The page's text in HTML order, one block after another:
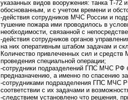
указанных видов вооружения: танка Т-
обоснованным, и с учетом времени и
-действия сотрудников МЧС России и
тушение пожара ими проводилось в
необходимости, связанной с
-действия сотрудников органов
на них оперативным штабом задачам и
Количество привлеченных сил и
проведения специальной операции;
-сотрудники подразделений ГПС МЧС РФ
предназначению, а именно по спасению
-сотрудниками подразделения ГПС МЧС
соответствии с их задачами и
-следствием установлено что решения,